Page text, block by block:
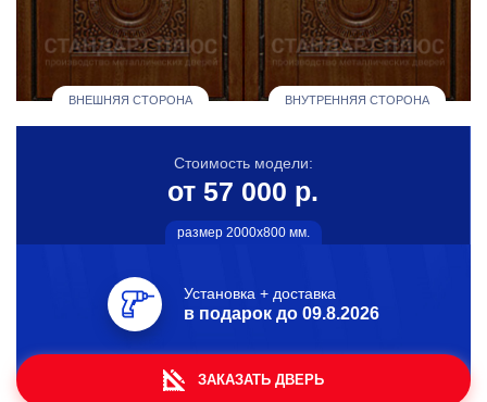
ВНЕШНЯЯ СТОРОНА ВНУТРЕННЯЯ СТОРОНА
Стоимость модели:
от 57 000 р.
размер 2000х800 мм.
Установка + доставка
в подарок до 09.8.2026
ЗАКАЗАТЬ ДВЕРЬ